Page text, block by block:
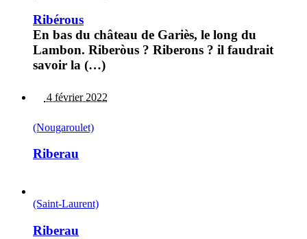
Ribérous
En bas du château de Gariès, le long du
Lambon. Riberòus ? Riberons ? il faudrait
savoir la (…)
4 février 2022
(Nougaroulet)
Riberau
(Saint-Laurent)
Riberau